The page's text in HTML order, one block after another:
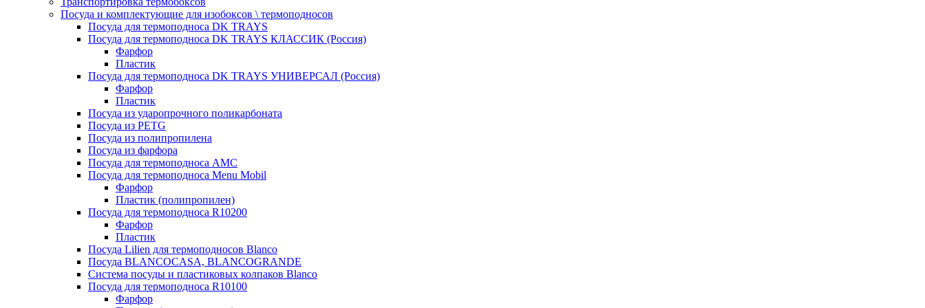
Посуда и комплектующие для изобоксов \ термоподносов
Посуда для термоподноса DK TRAYS
Посуда для термоподноса DK TRAYS КЛАССИК (Россия)
Фарфор
Пластик
Посуда для термоподноса DK TRAYS УНИВЕРСАЛ (Россия)
Фарфор
Пластик
Посуда из ударопрочного поликарбоната
Посуда из PETG
Посуда из полипропилена
Посуда из фарфора
Посуда для термоподноса AMC
Посуда для термоподноса Menu Mobil
Фарфор
Пластик (полипропилен)
Посуда для термоподноса R10200
Фарфор
Пластик
Посуда Lilien для термоподносов Blanco
Посуда BLANCOCASA, BLANCOGRANDE
Система посуды и пластиковых колпаков Blanco
Посуда для термоподноса R10100
Фарфор